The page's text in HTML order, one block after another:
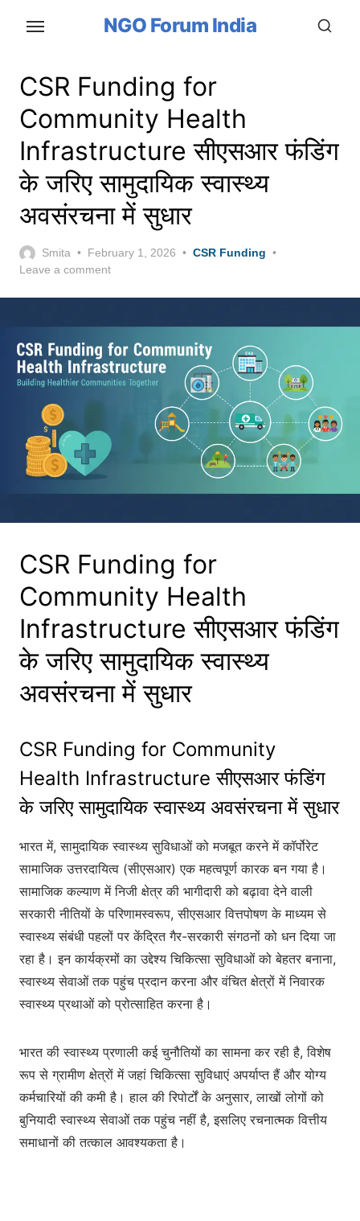
content
NGO Forum India
CSR Funding for
Community Health
Infrastructure सीएसआर फंडिंग
के जरिए सामुदायिक स्वास्थ्य
अवसंरचना में सुधार
Smita
Posted
on
February 1, 2026
CSR Funding
Leave a comment
CSR Funding for
Community Health
Infrastructure सीएसआर फंडिंग
के जरिए सामुदायिक स्वास्थ्य
अवसंरचना में सुधार
CSR Funding for Community
Health Infrastructure सीएसआर फंडिंग
के जरिए सामुदायिक स्वास्थ्य अवसंरचना में सुधार
भारत में, सामुदायिक स्वास्थ्य सुविधाओं को मजबूत करने में कॉर्पोरेट
सामाजिक उत्तरदायित्व (सीएसआर) एक महत्वपूर्ण कारक बन गया है।
सामाजिक कल्याण में निजी क्षेत्र की भागीदारी को बढ़ावा देने वाली
सरकारी नीतियों के परिणामस्वरूप, सीएसआर वित्तपोषण के माध्यम से
स्वास्थ्य संबंधी पहलों पर केंद्रित गैर-सरकारी संगठनों को धन दिया जा
रहा है। इन कार्यक्रमों का उद्देश्य चिकित्सा सुविधाओं को बेहतर बनाना,
स्वास्थ्य सेवाओं तक पहुंच प्रदान करना और वंचित क्षेत्रों में निवारक
स्वास्थ्य प्रथाओं को प्रोत्साहित करना है।
भारत की स्वास्थ्य प्रणाली कई चुनौतियों का सामना कर रही है, विशेष
रूप से ग्रामीण क्षेत्रों में जहां चिकित्सा सुविधाएं अपर्याप्त हैं और योग्य
कर्मचारियों की कमी है। हाल की रिपोर्टों के अनुसार, लाखों लोगों को
बुनियादी स्वास्थ्य सेवाओं तक पहुंच नहीं है, इसलिए रचनात्मक वित्तीय
समाधानों की तत्काल आवश्यकता है।